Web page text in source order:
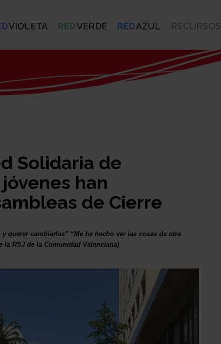
VIOLETA REDVERDE REDAZUL RECURSOS
Solidaria de
han
de Cierre
querer cambiarlas” “Me ha hecho ver las cosas de otra
la RSJ de la Comunidad Valenciana)